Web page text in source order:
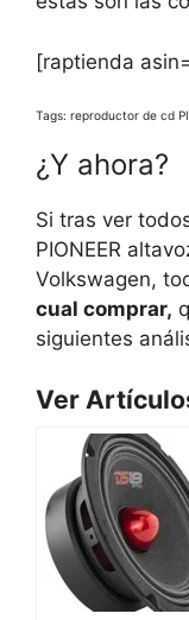
[raptienda
Tags: reproductor de cd
¿Y ahora?
Si tras ver
PIONEER
Volkswagen,
cual comprar,
siguientes
Ver